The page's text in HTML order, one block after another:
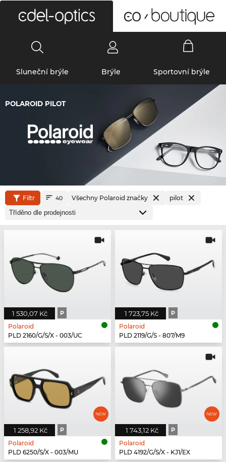
Sluneční brýle Brýle Sportovní brýle
POLAROID PILOT
Filtr 40 Všechny Polaroid značky pilot
1 530,07 Kč P
Polaroid
PLD 2160/G/S/X - 003/UC
1 723,75 Kč P
Polaroid
PLD 2119/G/S - 807/M9
1 258,92 Kč P
Polaroid
PLD 6250/S/X - 003/MU
1 743,12 Kč P
Polaroid
PLD 4192/G/S/X - KJ1/EX